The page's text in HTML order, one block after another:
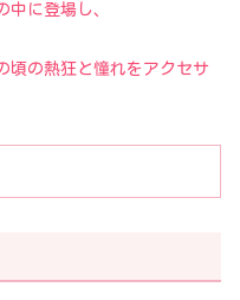
中に登場し、
頃の熱狂と憧れをアクセサ